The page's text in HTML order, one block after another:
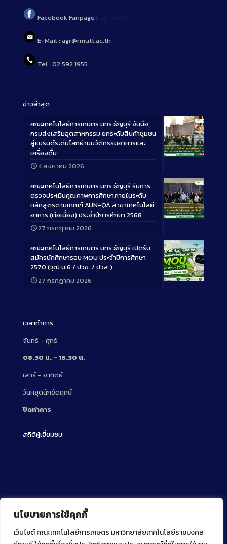
นโยบายการใช้คุกกี้
เว็บไซต์ คณะเทคโนโลยีการเกษตร มหาวิทยาลัยเทคโนโลยีราชมงคล
Facebook Fanpage :
E-Mail : agr@rmutt.ac.th
Tel : 02 592 1955
ข่าวล่าสุด
Long
คณะเทคโนโลยีการเกษตร มทร.ธัญบุรี จับมือ
กรมส่งเสริมอุตสาหกรรม ยกระดับสินค้าชุมชน
สู่แบรนด์ระดับโลกผ่านนวัตกรรมอาหารและ
เครื่องดื่ม
4 สิงหาคม 2026
Long
คณะเทคโนโลยีการเกษตร มทร.ธัญบุรี รับการ
ตรวจประเมินคุณภาพการศึกษาภายในระดับ
หลักสูตรตามเกณฑ์ AUN-QA สาขาเทคโนโลยี
อาหาร (ต่อเนื่อง) ประจำปีการศึกษา 2568
27 กรกฎาคม 2026
Long
คณะเทคโนโลยีการเกษตร มทร.ธัญบุรี เปิดรับ
สมัครนักศึกษารอบ MOU ประจำปีการศึกษา
2570 (วุฒิ ม.6 / ปวช. / ปวส.)
27 กรกฎาคม 2026
เวลาทำการ
จันทร์ – ศุกร์
08.30 น. – 16.30 น.
เสาร์ – อาทิตย์
วันหยุดนักขัตฤกษ์
ปิดทำการ
สถิติผู้เยี่ยมชม